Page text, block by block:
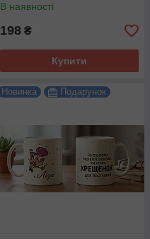
В наявності
198 ₴
Купити
Новинка Подарунок